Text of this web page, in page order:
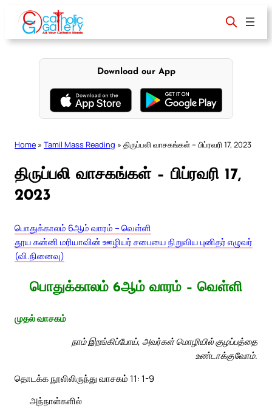
content
Download our App
Home » Tamil Mass Reading » திருப்பலி வாசகங்கள் – பிப்ரவரி 17, 2023
திருப்பலி வாசகங்கள் – பிப்ரவரி 17,
2023
பொதுக்காலம் 6ஆம் வாரம் – வெள்ளி
தூய கன்னி மரியாவின் ஊழியர் சபையை நிறுவிய புனிதர் எழுவர்
(வி.நினைவு)
பொதுக்காலம் 6ஆம் வாரம் – வெள்ளி
முதல் வாசகம்
நாம் இறங்கிப்போய், அவர்கள் மொழியில் குழப்பத்தை
உண்டாக்குவோம்.
தொடக்க நூலிலிருந்து வாசகம் 11: 1-9
அந்நாள்களில்